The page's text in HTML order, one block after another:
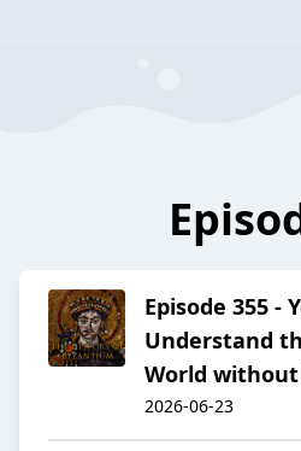
Episode 355 -
Understand
World
2026-06-23